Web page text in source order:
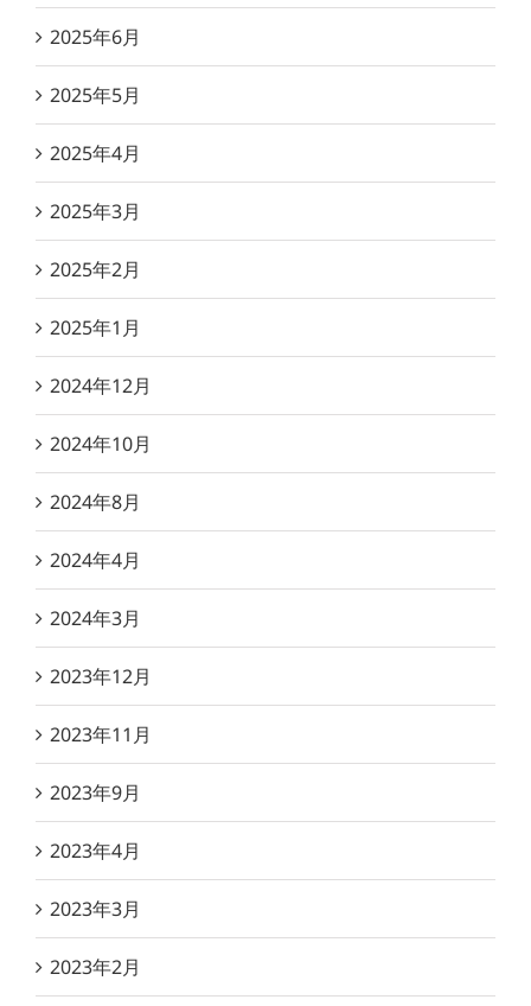
2025年6月
2025年5月
2025年4月
2025年3月
2025年2月
2025年1月
2024年12月
2024年10月
2024年8月
2024年4月
2024年3月
2023年12月
2023年11月
2023年9月
2023年4月
2023年3月
2023年2月